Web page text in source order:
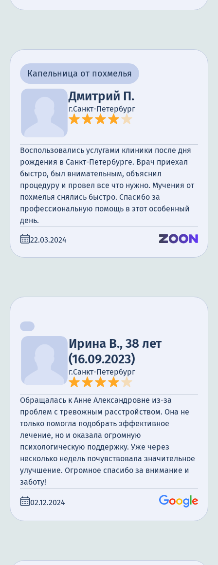
Капельница от похмелья
Дмитрий П.
г.Санкт-Петербург
Воспользовались услугами клиники после дня
рождения в Санкт-Петербурге. Врач приехал
быстро, был внимательным, объяснил
процедуру и провел все что нужно. Мучения от
похмелья снялись быстро. Спасибо за
профессиональную помощь в этот особенный
день.
22.03.2024
Ирина В., 38 лет
(16.09.2023)
г.Санкт-Петербург
Обращалась к Анне Александровне из-за
проблем с тревожным расстройством. Она не
только помогла подобрать эффективное
лечение, но и оказала огромную
психологическую поддержку. Уже через
несколько недель почувствовала значительное
улучшение. Огромное спасибо за внимание и
заботу!
02.12.2024